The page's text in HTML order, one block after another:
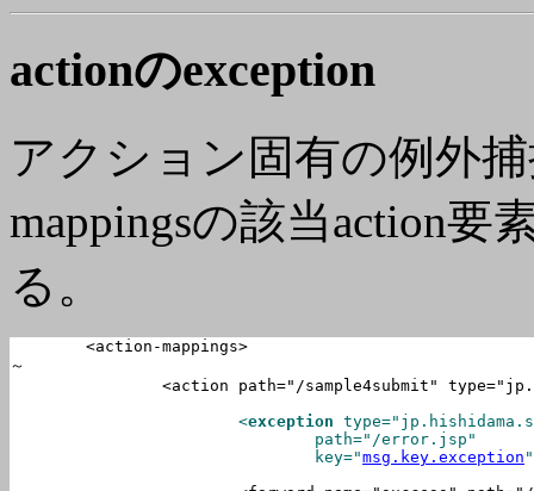
actionのexception
アクション固有の例外
mappingsの該当action要
る。
～
			<
exception type
path="/error.jsp"
key="msg.key.exception